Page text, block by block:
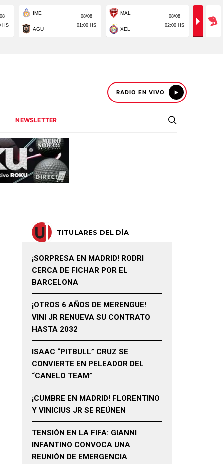
RADIO EN VIVO
NEWSLETTER
TITULARES DEL DÍA
¡SORPRESA EN MADRID! RODRI
CERCA DE FICHAR POR EL
BARCELONA
¡OTROS 6 AÑOS DE MERENGUE!
VINI JR RENUEVA SU CONTRATO
HASTA 2032
ISAAC “PITBULL” CRUZ SE
CONVIERTE EN PELEADOR DEL
“CANELO TEAM”
¡CUMBRE EN MADRID! FLORENTINO
Y VINICIUS JR SE REÚNEN
TENSIÓN EN LA FIFA: GIANNI
INFANTINO CONVOCA UNA
REUNIÓN DE EMERGENCIA